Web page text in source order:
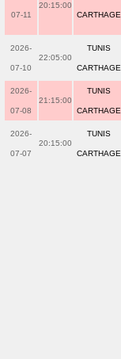
07-11
20:15:00
CARTHAGE
2026-
07-10
22:05:00
TUNIS
CARTHAGE
2026-
07-08
21:15:00
TUNIS
CARTHAGE
2026-
07-07
20:15:00
TUNIS
CARTHAGE